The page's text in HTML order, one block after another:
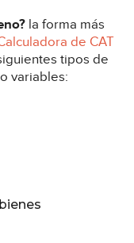
la forma más
de CAT
tipos de
variables: